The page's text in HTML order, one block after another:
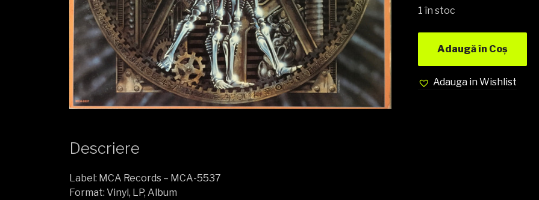
1 în stoc
Adaugă în Coș
Adauga in Wishlist
Descriere
Label: MCA Records – MCA-5537
Format: Vinyl, LP, Album